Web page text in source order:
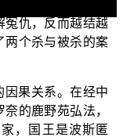
电视机前面的菩
冤仇，反而越结越
两个杀与被杀的案
因果关系。在经中
的鹿野苑弘法，
，国王是波斯匿